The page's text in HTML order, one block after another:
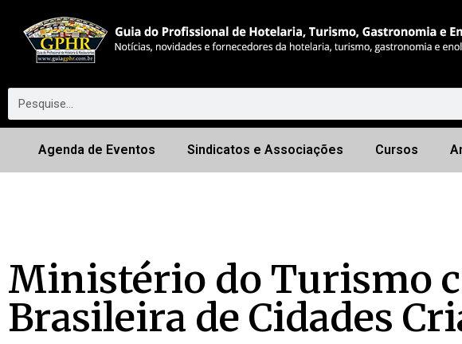
Agenda de Eventos Sindicatos e Associações Cursos
Ministério do Turismo
Brasileira de Cidades